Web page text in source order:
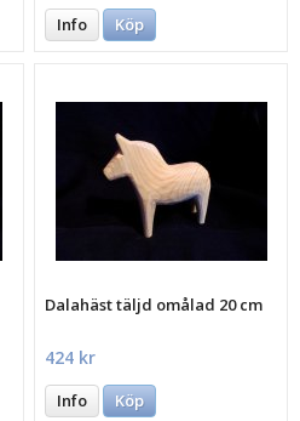
Info Köp
Dalahäst täljd omålad 20 cm
424 kr
Info Köp